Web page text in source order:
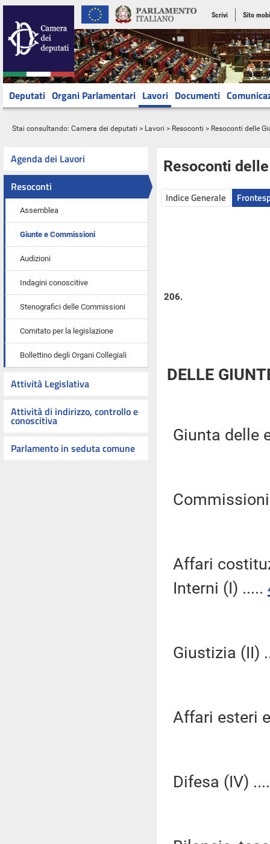
Scrivi Sito
Deputati Organi Parlamentari Lavori Documenti
Stai consultando: Camera dei deputati > Lavori > Resoconti > Resoconti delle
Agenda dei Lavori
Resoconti
Assemblea
Giunte e Commissioni
Audizioni
Indagini conoscitive
Stenografici delle Commissioni
Comitato per la legislazione
Bollettino degli Organi Collegiali
Attività Legislativa
Attività di indirizzo, controllo e
conoscitiva
Parlamento in seduta comune
Resoconti
Indice Generale
206.
DELLE
Giunta delle
Affari
Interni (I) .....
Giustizia (II)
Affari esteri
Difesa (IV)